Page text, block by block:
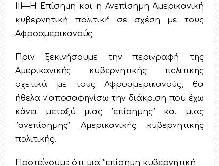
ΙΙΙ—Η Επίσημη και η Ανεπίσημη Αμερικανική
κυβερνητική πολιτική σε σχέση με τους
Αφροαμερικανούς
Πριν ξεκινήσουμε την περιγραφή της
Αμερικανικής κυβερνητικής πολιτικής
σχετικά με τους Αφροαμερικανούς, θα
ήθελα ν’αποσαφηνίσω την διάκριση που έχω
κάνει μεταξύ μιας ‘’επίσημης’’ και μιας
‘’ανεπίσημης’’ Αμερικανικής κυβερνητικής
πολιτικής.
Προτείνουμε ότι μια ‘’επίσημη κυβερνητική